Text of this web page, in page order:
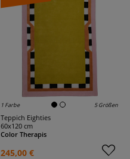
1 Farbe 5 Größen
Teppich Eighties
60x120 cm
Color Therapis
245,00 €